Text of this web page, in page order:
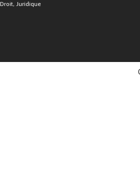
Droit, Juridique